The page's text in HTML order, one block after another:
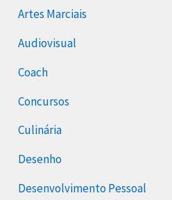
Artes Marciais
Audiovisual
Coach
Concursos
Culinária
Desenho
Desenvolvimento Pessoal